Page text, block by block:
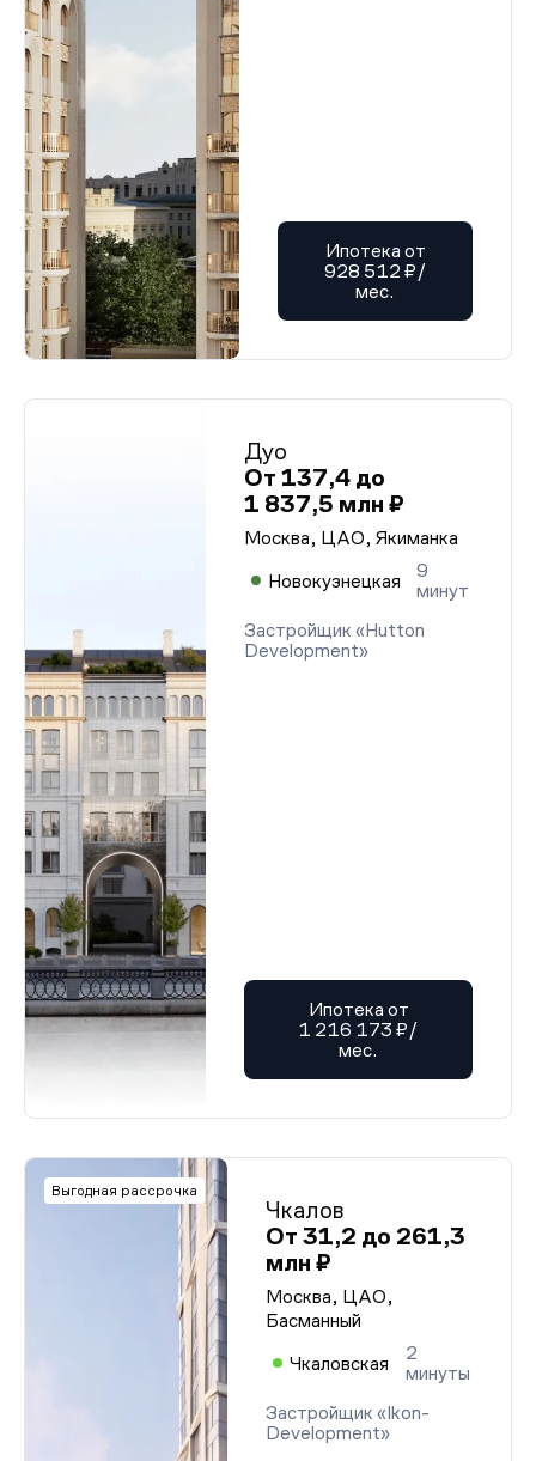
Ипотека от
928 512 ₽/
мес.
Дуо
От 137,4 до
1 837,5 млн ₽
Москва, ЦАО, Якиманка
Новокузнецкая
9
минут
Застройщик «Hutton
Development»
Ипотека от
1 216 173 ₽/
мес.
Выгодная рассрочка
Чкалов
От 31,2 до 261,3
млн ₽
Москва, ЦАО,
Басманный
Чкаловская
2
минуты
Застройщик «Ikon-
Development»